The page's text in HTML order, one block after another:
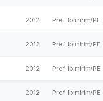
2012 Pref. Ibimirim/PE
2012 Pref. Ibimirim/PE
2012 Pref. Ibimirim/PE
2012 Pref. Ibimirim/PE